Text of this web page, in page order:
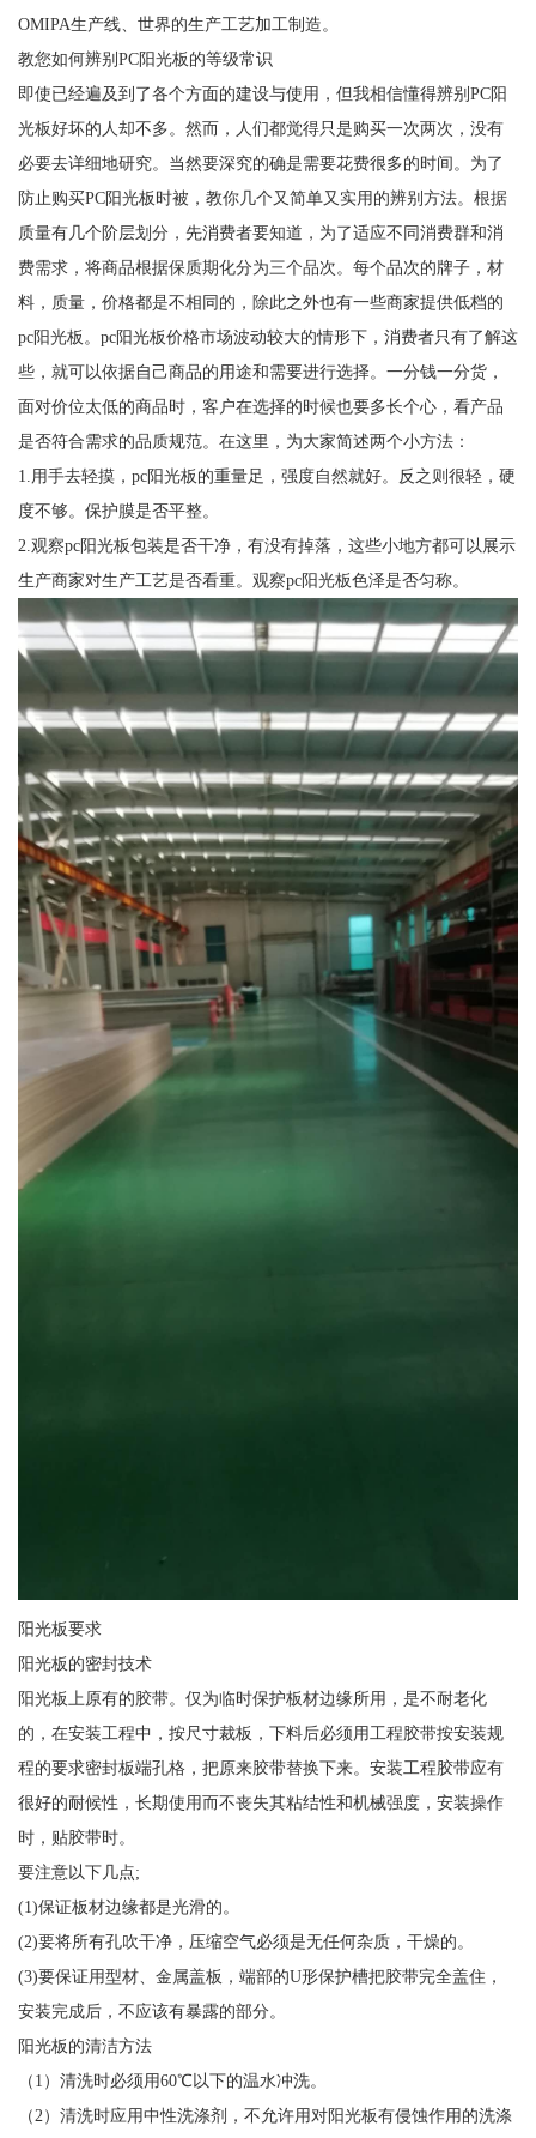
OMIPA生产线、世界的生产工艺加工制造。
教您如何辨别PC阳光板的等级常识
即使已经遍及到了各个方面的建设与使用，但我相信懂得辨别PC阳
光板好坏的人却不多。然而，人们都觉得只是购买一次两次，没有
必要去详细地研究。当然要深究的确是需要花费很多的时间。为了
防止购买PC阳光板时被，教你几个又简单又实用的辨别方法。根据
质量有几个阶层划分，先消费者要知道，为了适应不同消费群和消
费需求，将商品根据保质期化分为三个品次。每个品次的牌子，材
料，质量，价格都是不相同的，除此之外也有一些商家提供低档的
pc阳光板。pc阳光板价格市场波动较大的情形下，消费者只有了解这
些，就可以依据自己商品的用途和需要进行选择。一分钱一分货，
面对价位太低的商品时，客户在选择的时候也要多长个心，看产品
是否符合需求的品质规范。在这里，为大家简述两个小方法：
1.用手去轻摸，pc阳光板的重量足，强度自然就好。反之则很轻，硬
度不够。保护膜是否平整。
2.观察pc阳光板包装是否干净，有没有掉落，这些小地方都可以展示
生产商家对生产工艺是否看重。观察pc阳光板色泽是否匀称。
阳光板要求
阳光板的密封技术
阳光板上原有的胶带。仅为临时保护板材边缘所用，是不耐老化
的，在安装工程中，按尺寸裁板，下料后必须用工程胶带按安装规
程的要求密封板端孔格，把原来胶带替换下来。安装工程胶带应有
很好的耐候性，长期使用而不丧失其粘结性和机械强度，安装操作
时，贴胶带时。
要注意以下几点;
(1)保证板材边缘都是光滑的。
(2)要将所有孔吹干净，压缩空气必须是无任何杂质，干燥的。
(3)要保证用型材、金属盖板，端部的U形保护槽把胶带完全盖住，
安装完成后，不应该有暴露的部分。
阳光板的清洁方法
（1）清洗时必须用60℃以下的温水冲洗。
（2）清洗时应用中性洗涤剂，不允许用对阳光板有侵蚀作用的洗涤